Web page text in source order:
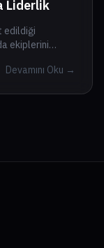
Liderlik
edildiği
ekiplerini
Devamını Oku →